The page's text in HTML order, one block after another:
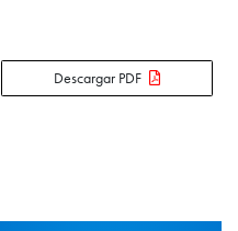
Descargar PDF